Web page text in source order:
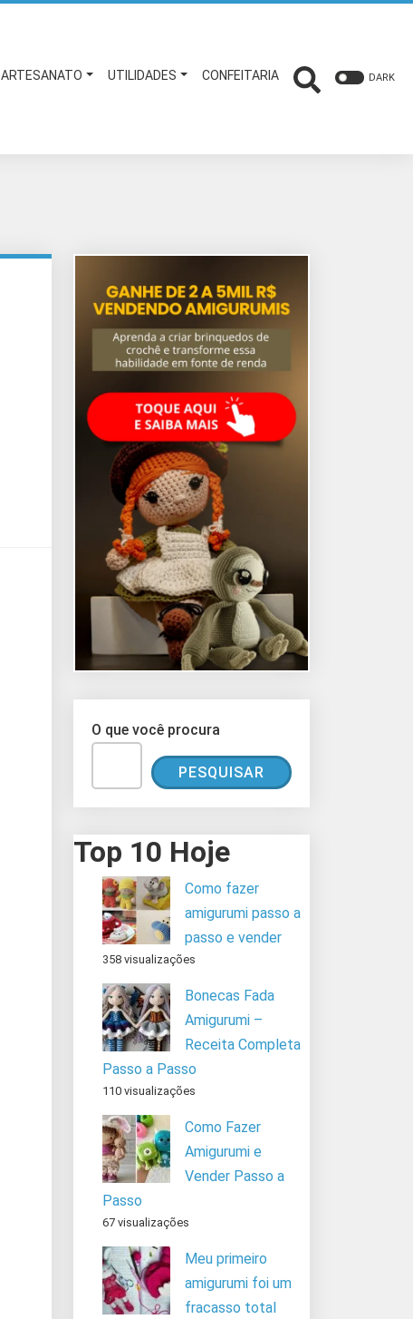
ARTESANATO UTILIDADES CONFEITARIA DARK
O que você procura
PESQUISAR
Top 10 Hoje
Como fazer
amigurumi passo a
passo e vender
358 visualizações
Bonecas Fada
Amigurumi –
Receita Completa
Passo a Passo
110 visualizações
Como Fazer
Amigurumi e
Vender Passo a
Passo
67 visualizações
Meu primeiro
amigurumi foi um
fracasso total